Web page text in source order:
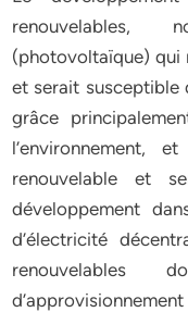
renouvelables,
(photovoltaïque) qui
et serait susceptible
grâce
renouvelable et
développement
d’électricité
renouvelables